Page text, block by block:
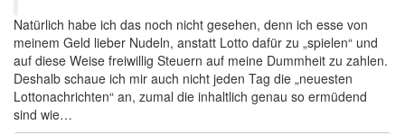
Natürlich habe ich das noch nicht gesehen, denn ich esse von
meinem Geld lieber Nudeln, anstatt Lotto dafür zu „spielen“ und
auf diese Weise freiwillig Steuern auf meine Dummheit zu zahlen.
Deshalb schaue ich mir auch nicht jeden Tag die „neuesten
Lottonachrichten“ an, zumal die inhaltlich genau so ermüdend
sind wie…